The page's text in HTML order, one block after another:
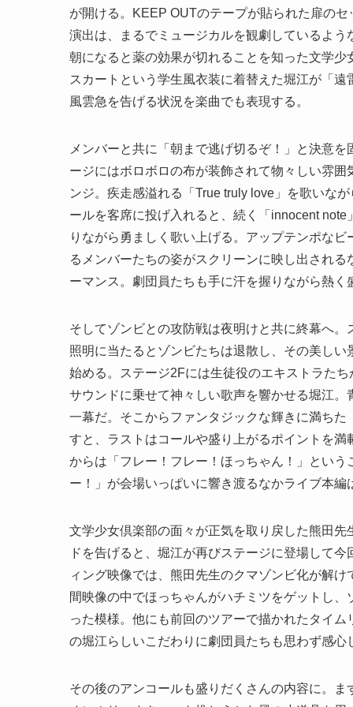
が開ける。KEEP OUTのテープが貼られた扉の
演出は、まるでミュージカルを観劇しているよ
朝になると薬の効果が切れることを知った文学
スカートという学生風衣装に着替えた堀江が「
風雲急を告げる状況を楽曲でも表現する。
メンバーと共に「朝まで逃げ切るぞ！」と決意
ージにはボロボロの布が装飾されて物々しい雰
ンジ。疾走感溢れる「True truly love」を歌いな
ールを客席に投げ入れると、続く「innocent
りながら勇ましく歌い上げる。アップテンポな
るメンバーたちの姿がスクリーンに映し出され
ーマンス。劇団員たちも手に汗を握りながら熱く
そしてゾンビとの攻防戦は夜明けと共に終幕へ
照明に当たるとゾンビたちは退散し、その美し
始める。ステージ2Fには生徒役のエキストラた
サウンドに乗せて神々しい歌声を響かせる堀江
一幕だ。そこからファンタジックな輝きに満ち
すと、ラストはコールや盛り上がるポイントを
からは「フレー！フレー！ほっちゃん！」とい
ー！」が会場いっぱいに響き渡るなかライブ本編
文学少女倶楽部の面々が正気を取り戻した熊田
ドを告げると、堀江が再びステージに登場して
ィング映像では、熊田先生のクマゾンビ化が解
間映像の中でほっちゃんがハチミツをゲットし
った模様。他にも前回のツアーで描かれたタイ
の堀江らしいこだわりに劇団員たちも思わず感心
その後のアンコールも盛りだくさんの内容に。